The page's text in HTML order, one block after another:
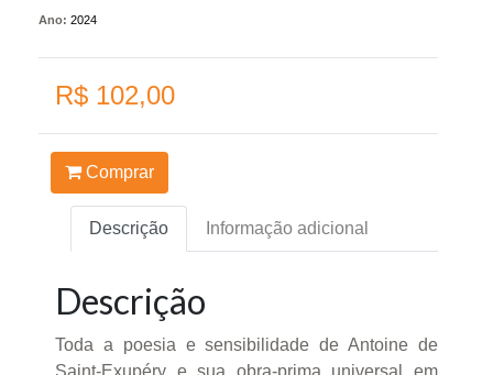
Ano: 2024
R$ 102,00
Comprar
Descrição Informação adicional
Descrição
Toda a poesia e sensibilidade de Antoine de